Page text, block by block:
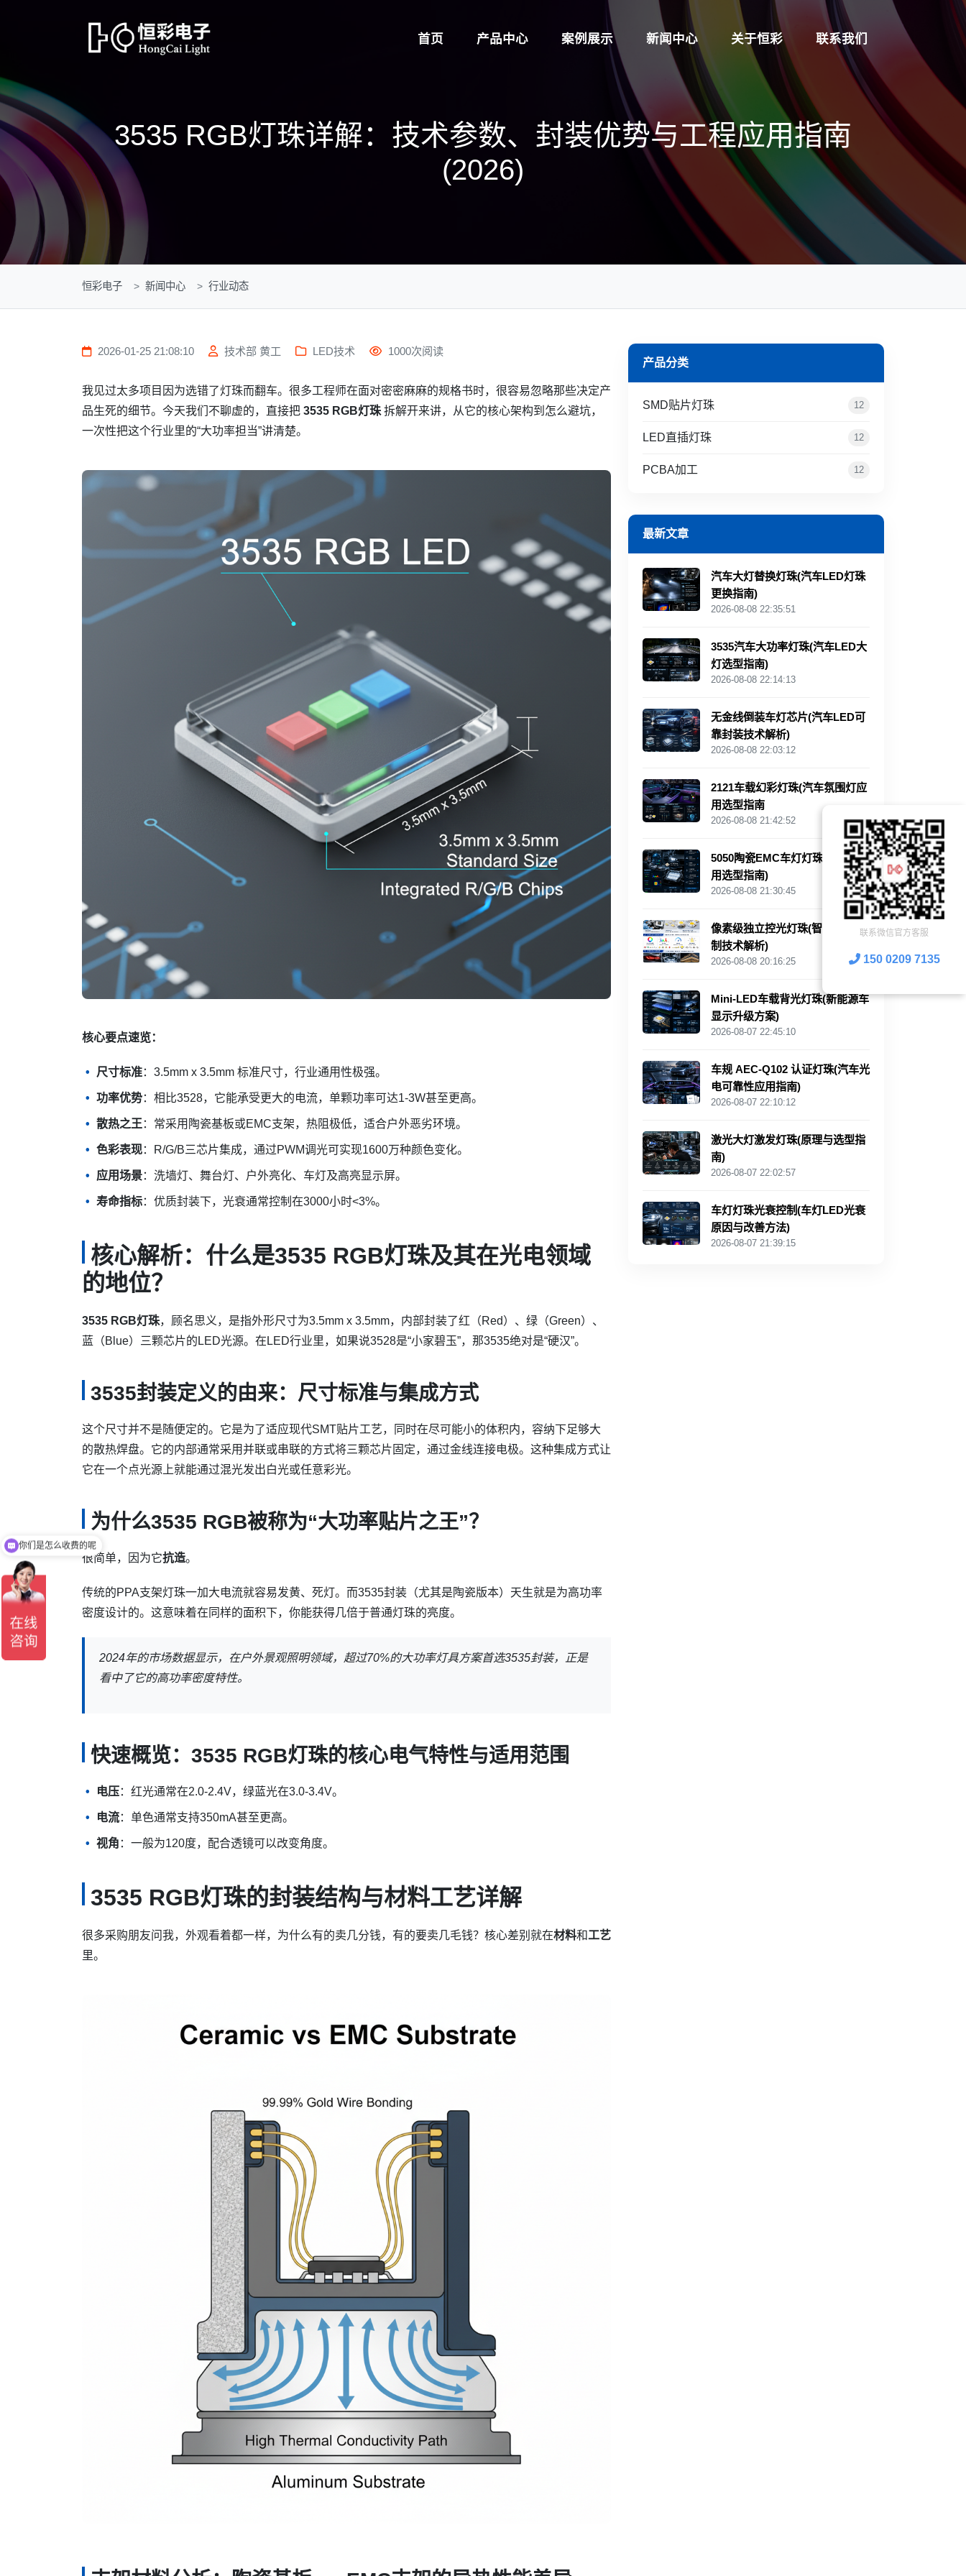
首页 产品中心 案例展示 新闻中心 关于恒彩 联系我们
3535 RGB灯珠详解：技术参数、封装优势与工程应用指南
(2026)
恒彩电子 新闻中心 行业动态
2026-01-25 21:08:10 技术部 黄工 LED技术 1000次阅读
我见过太多项目因为选错了灯珠而翻车。很多工程师在面对密密麻麻的规格书时，很容易忽略那些决定产
品生死的细节。今天我们不聊虚的，直接把 3535 RGB灯珠 拆解开来讲，从它的核心架构到怎么避坑，
一次性把这个行业里的“大功率担当”讲清楚。
核心要点速览：
尺寸标准：3.5mm x 3.5mm 标准尺寸，行业通用性极强。
功率优势：相比3528，它能承受更大的电流，单颗功率可达1-3W甚至更高。
散热之王 ：常采用陶瓷基板或EMC支架，热阻极低，适合户外恶劣环境。
色彩表现：R/G/B三芯片集成，通过PWM调光可实现1600万种颜色变化。
应用场景：洗墙灯、舞台灯、户外亮化、车灯及高亮显示屏。
寿命指标：优质封装下，光衰通常控制在3000小时<3%。
核心解析：什么是3535 RGB灯珠及其在光电领域
的地位？
3535 RGB灯珠，顾名思义，是指外形尺寸为3.5mm x 3.5mm，内部封装了红（Red）、绿（Green）、
蓝（Blue）三颗芯片的LED光源。在LED行业里，如果说3528是“小家碧玉”，那3535绝对是“硬汉”。
3535封装定义的由来：尺寸标准与集成方式
这个尺寸并不是随便定的。它是为了适应现代SMT贴片工艺，同时在尽可能小的体积内，容纳下足够大
的散热焊盘。它的内部通常采用并联或串联的方式将三颗芯片固定，通过金线连接电极。这种集成方式让
它在一个点光源上就能通过混光发出白光或任意彩光。
为什么3535 RGB被称为“大功率贴片之王”？
很简单，因为它抗造。
传统的PPA支架灯珠一加大电流就容易发黄、死灯。而3535封装（尤其是陶瓷版本）天生就是为高功率
密度设计的。这意味着在同样的面积下，你能获得几倍于普通灯珠的亮度。
2024年的市场数据显示，在户外景观照明领域，超过70%的大功率灯具方案首选3535封装，正是
看中了它的高功率密度特性。
快速概览：3535 RGB灯珠的核心电气特性与适用范围
电压：红光通常在2.0-2.4V，绿蓝光在3.0-3.4V。
电流：单色通常支持350mA甚至更高。
视角 ：一般为120度，配合透镜可以改变角度。
3535 RGB灯珠的封装结构与材料工艺详解
很多采购朋友问我，外观看着都一样，为什么有的卖几分钱，有的要卖几毛钱？核心差别就在材料和工艺
里。
产品分类
SMD贴片灯珠 12
LED直插灯珠 12
PCBA加工 12
最新文章
汽车大灯替换灯珠(汽车LED灯珠
更换指南)
2026-08-08 22:35:51
3535汽车大功率灯珠(汽车LED大
灯选型指南)
2026-08-08 22:14:13
无金线倒装车灯芯片(汽车LED可
靠封装技术解析)
2026-08-08 22:03:12
2121车载幻彩灯珠(汽车氛围灯应
用选型指南
2026-08-08 21:42:52
5050陶瓷EMC车灯灯珠(高功率应
用选型指南)
2026-08-08 21:30:45
像素级独立控光灯珠(智能动态控
制技术解析)
2026-08-08 20:16:25
Mini‑LED车载背光灯珠(新能源车
显示升级方案)
2026-08-07 22:45:10
车规 AEC‑Q102 认证灯珠(汽车光
电可靠性应用指南)
2026-08-07 22:10:12
激光大灯激发灯珠(原理与选型指
南)
2026-08-07 22:02:57
车灯灯珠光衰控制(车灯LED光衰
原因与改善方法)
2026-08-07 21:39:15
联系微信官方客服
150 0209 7135
现在有优惠活动吗